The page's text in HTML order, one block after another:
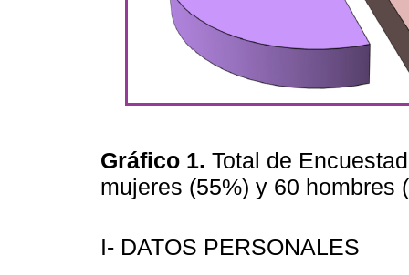
Gráfico 1. Total de
mujeres (55%) y 60 hombres
I- DATOS PERSONALES